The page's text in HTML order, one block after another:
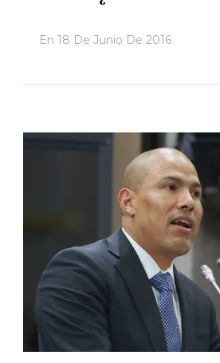
En 18 De Junio De 2016